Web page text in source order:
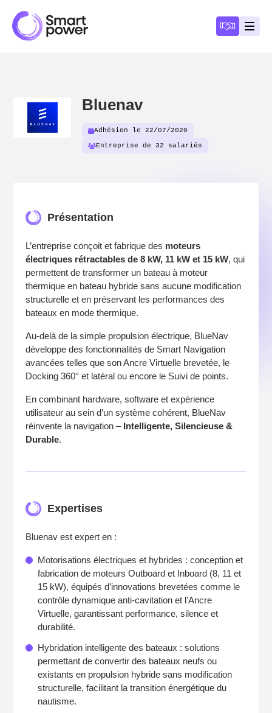
Devenir
Bluenav
Adhésion le 22/07/2020
Entreprise de 32 salariés
Présentation
L’entreprise conçoit et fabrique des moteurs
électriques rétractables de 8 kW, 11 kW et 15 kW, qui
permettent de transformer un bateau à moteur
thermique en bateau hybride sans aucune modification
structurelle et en préservant les performances des
bateaux en mode thermique.
Au-delà de la simple propulsion électrique, BlueNav
développe des fonctionnalités de Smart Navigation
avancées telles que son Ancre Virtuelle brevetée, le
Docking 360° et latéral ou encore le Suivi de points.
En combinant hardware, software et expérience
utilisateur au sein d’un système cohérent, BlueNav
réinvente la navigation – Intelligente, Silencieuse &
Durable.
Expertises
Bluenav est expert en :
Motorisations électriques et hybrides : conception et
fabrication de moteurs Outboard et Inboard (8, 11 et
15 kW), équipés d’innovations brevetées comme le
contrôle dynamique anti‑cavitation et l’Ancre
Virtuelle, garantissant performance, silence et
durabilité.
Hybridation intelligente des bateaux : solutions
permettant de convertir des bateaux neufs ou
existants en propulsion hybride sans modification
structurelle, facilitant la transition énergétique du
nautisme.